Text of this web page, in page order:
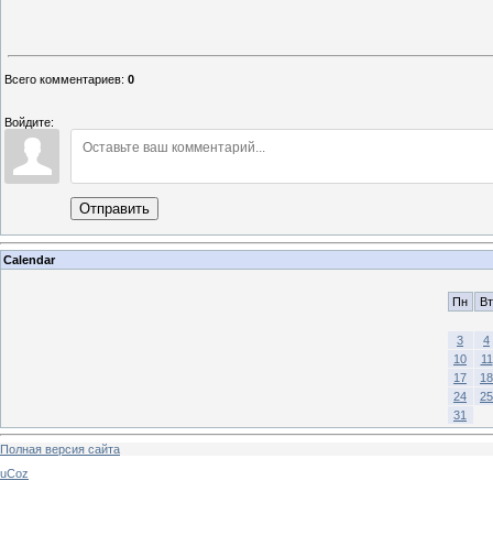
Всего комментариев: 0
Войдите:
Отправить
Calendar
Пн Вт
3
4
10
11
17
18
24
25
31
Полная версия сайта
uCoz